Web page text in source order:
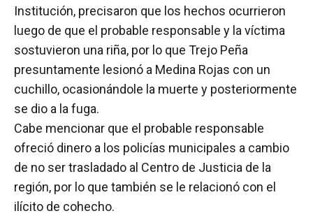
Institución, precisaron que los hechos ocurrieron
luego de que el probable responsable y la víctima
sostuvieron una riña, por lo que Trejo Peña
presuntamente lesionó a Medina Rojas con un
cuchillo, ocasionándole la muerte y posteriormente
se dio a la fuga.
Cabe mencionar que el probable responsable
ofreció dinero a los policías municipales a cambio
de no ser trasladado al Centro de Justicia de la
región, por lo que también se le relacionó con el
ilícito de cohecho.